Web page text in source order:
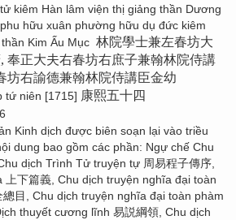
kiêm Hàn lâm viện thị giảng thần Dương
hữu xuân phường hữu dụ đức kiêm
Kim Ấu Mục 林院學士兼左春坊大
奉正大夫右春坊右庶子兼翰林院侍講
坊右諭德兼翰林院侍講臣金幼
tứ niên [1715] 康熙五十四
Kinh dịch được biên soạn lại vào triều
dung bao gồm các phần: Ngự chế Chu
dịch Trình Tử truyện tự 周易程子傳序,
下篇義, Chu dịch truyện nghĩa đại toàn
目, Chu dịch truyện nghĩa đại toàn phàm
thuyết cương lĩnh 易説綱領, Chu dịch